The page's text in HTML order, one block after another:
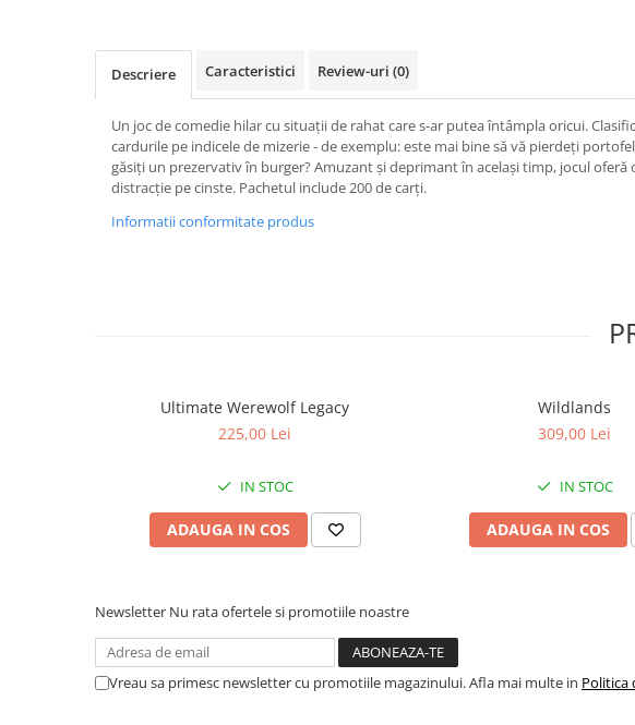
Descriere Caracteristici Review-uri (0)
Un joc de comedie hilar cu situații de rahat care s-ar putea întâmpla oricui.
cardurile pe indicele de mizerie - de exemplu: este mai bine să vă pierdeți
găsiți un prezervativ în burger? Amuzant și deprimant în același timp, jocul oferă
distracție pe cinste. Pachetul include 200 de carți.
Informatii conformitate produs
Ultimate Werewolf Legacy
225,00 Lei
IN STOC
ADAUGA IN COS
Wildlands
309,00 Lei
IN STOC
ADAUGA IN COS
Newsletter Nu rata ofertele si promotiile noastre
Vreau sa primesc newsletter cu promotiile magazinului. Afla mai multe in Politica